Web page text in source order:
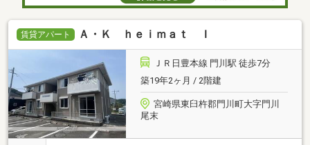
賃貸アパート Ａ・Ｋ ｈｅｉｍａｔ Ｉ
ＪＲ日豊本線 門川駅 徒歩7分
築19年2ヶ月 / 2階建
宮崎県東臼杵郡門川町大字門川
尾末